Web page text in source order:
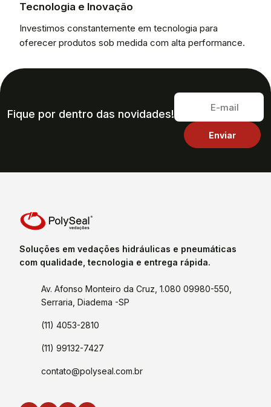
Tecnologia e Inovação
Investimos constantemente em tecnologia para
oferecer produtos sob medida com alta performance.
Fique por dentro das novidades!
Soluções em vedações hidráulicas e pneumáticas
com qualidade, tecnologia e entrega rápida.
Av. Afonso Monteiro da Cruz, 1.080 09980-550,
Serraria, Diadema -SP
(11) 4053-2810
(11) 99132-7427
contato@polyseal.com.br